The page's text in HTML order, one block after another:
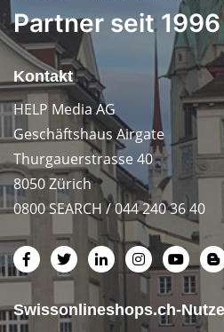
Partner seit 1996
Kontakt
HELP Media AG
Geschäftshaus Airgate
Thurgauerstrasse 40
8050 Zürich
0800 SEARCH / 044 240 36 40
Swissonlineshops.ch-